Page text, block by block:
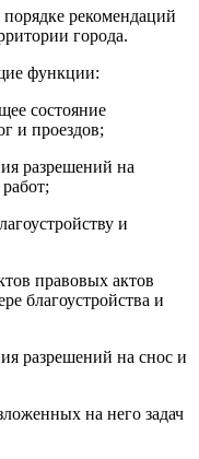
порядке рекомендаций
города.
функции:
состояние
и проездов;
разрешений на
и
правовых актов
благоустройства и
разрешений на снос и
на него задач